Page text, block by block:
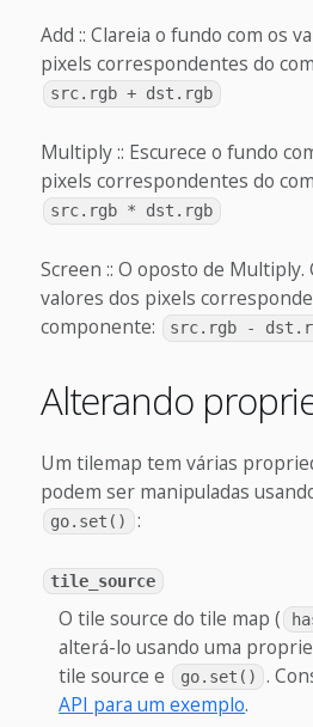
Add :: Clareia o fundo com os
pixels correspondentes do
src.rgb + dst.rgb
Multiply :: Escurece o fundo
pixels correspondentes do
src.rgb * dst.rgb
Screen :: O oposto de Multiply.
valores dos pixels
componente:
src.rgb -
Alterando
Um tilemap tem várias
podem ser manipuladas
go.set() :
tile_source
O tile source do tile map (
alterá-lo usando uma
tile source e
go.set() .
API para um exemplo.